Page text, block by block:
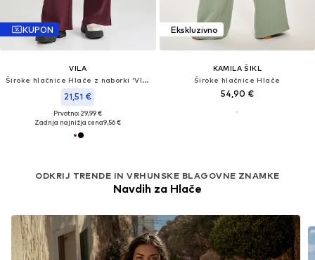
KUPON
VILA
Široke hlačnice Hlače z naborki 'VIHilda'
21,51 €
Prvotno: 29,99 €
Zadnja najnižja cena9,56 €
Ekskluzivno
KAMILA ŠIKL
Široke hlačnice Hlače
54,90 €
ODKRIJ TRENDE IN VRHUNSKE BLAGOVNE ZNAMKE
Navdih za Hlače